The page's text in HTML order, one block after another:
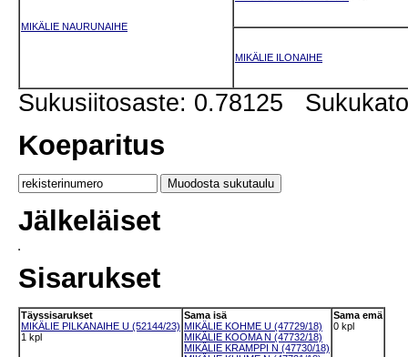
MIKÄLIE NAURUNAIHE
MIKÄLIE ILONAIHE
Sukusiitosaste: 0.78125
Koeparitus
Jälkeläiset
Sisarukset
Täyssisarukset
MIKÄLIE PILKANAIHE U (52144/23)
1 kpl
Sama isä
MIKÄLIE KOHME U (47729/18)
MIKÄLIE KOOMA N (47732/18)
MIKÄLIE KRAMPPI N (47730/18)
Sama emä
0 kpl